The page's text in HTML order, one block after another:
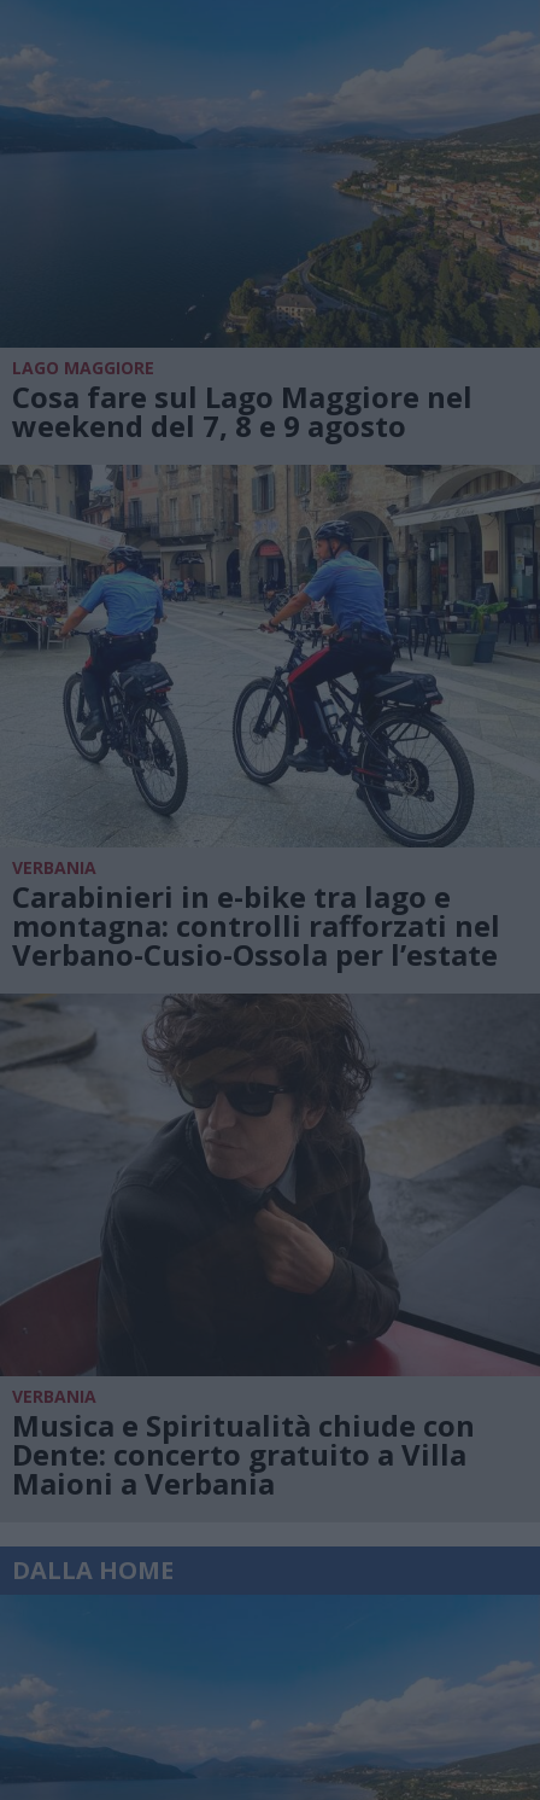
LAGO MAGGIORE
Cosa fare sul Lago Maggiore nel
weekend del 7, 8 e 9 agosto
VERBANIA
Carabinieri in e-bike tra lago e
montagna: controlli rafforzati nel
Verbano-Cusio-Ossola per l’estate
VERBANIA
Musica e Spiritualità chiude con
Dente: concerto gratuito a Villa
Maioni a Verbania
DALLA HOME